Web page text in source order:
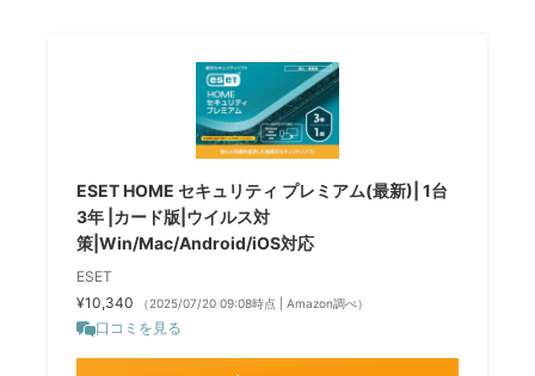
ESET HOME セキュリティ プレミアム(最新)| 1台
3年 |カード版|ウイルス対
策|Win/Mac/Android/iOS対応
ESET
¥10,340
（2025/07/20 09:08時点 | Amazon調べ）
口コミを見る